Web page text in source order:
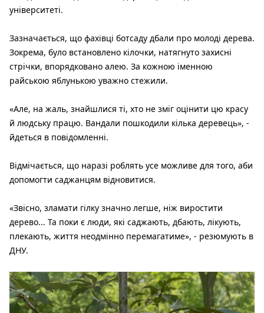
університеті.
Зазначається, що фахівці ботсаду дбали про молоді дерева.
Зокрема, було встановлено кілочки, натягнуто захисні
стрічки, впорядковано алею. За кожною іменною
райською яблунькою уважно стежили.
«Але, на жаль, знайшлися ті, хто не зміг оцінити цю красу
й людську працю. Вандали пошкодили кілька деревець», -
йдеться в повідомленні.
Відмічається, що наразі роблять усе можливе для того, аби
допомогти саджанцям відновитися.
«Звісно, зламати гілку значно легше, ніж виростити
дерево... Та поки є люди, які саджають, дбають, лікують,
плекають, життя неодмінно перемагатиме», - резюмують в
ДНУ.